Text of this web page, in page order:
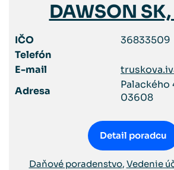
DAWSON
IČO
36833509
Telefón
E-mail
Adresa
Palackého
03608
Detail poradcu
Daňové poradenstvo, Vedenie